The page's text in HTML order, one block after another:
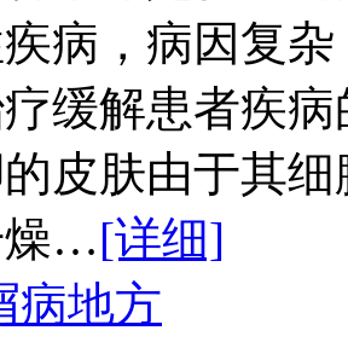
病，病因复
缓解患者疾
皮肤由于其
燥…[详细]
病地方